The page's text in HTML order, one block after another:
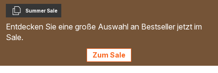
Kopieren
Summer Sale
Entdecken Sie eine große Auswahl an Bestseller jetzt im
Sale.
Zum Sale